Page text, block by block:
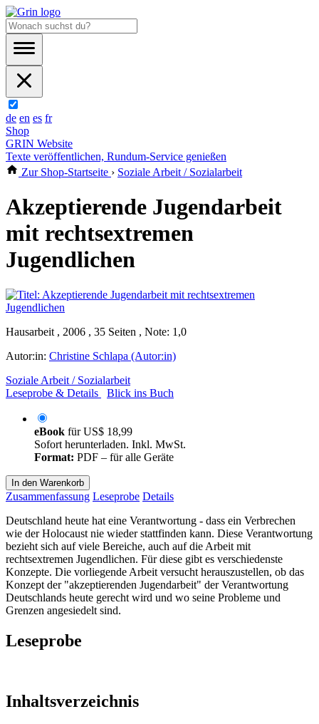
de en es fr
Shop
GRIN Website
Texte veröffentlichen, Rundum-Service genießen
Zur Shop-Startseite › Soziale Arbeit / Sozialarbeit
Akzeptierende Jugendarbeit
mit rechtsextremen
Jugendlichen
Hausarbeit , 2006 , 35 Seiten , Note: 1,0
Autor:in: Christine Schlapa (Autor:in)
Soziale Arbeit / Sozialarbeit
Leseprobe & Details
Blick ins Buch
eBook fürUS$ 18,99
Sofort herunterladen. Inkl. MwSt.
Format: PDF – für alle Geräte
In den Warenkorb
Zusammenfassung Leseprobe Details
Deutschland heute hat eine Verantwortung - dass ein Verbrechen
wie der Holocaust nie wieder stattfinden kann. Diese Verantwortung
bezieht sich auf viele Bereiche, auch auf die Arbeit mit
rechtsextremen Jugendlichen. Für diese gibt es verschiedenste
Konzepte. Die vorliegende Arbeit versucht herauszustellen, ob das
Konzept der "akzeptierenden Jugendarbeit" der Verantwortung
Deutschlands heute gerecht wird und wo seine Probleme und
Grenzen angesiedelt sind.
Leseprobe
Inhaltsverzeichnis